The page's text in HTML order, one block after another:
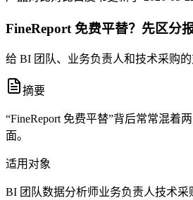
FineReport 免费平替？先区分
给 BI 团队、业务负责人和技术采购
摘要
“FineReport 免费平替”背后常常混着
面。
适用对象
BI 团队数据分析师业务负责人技术采